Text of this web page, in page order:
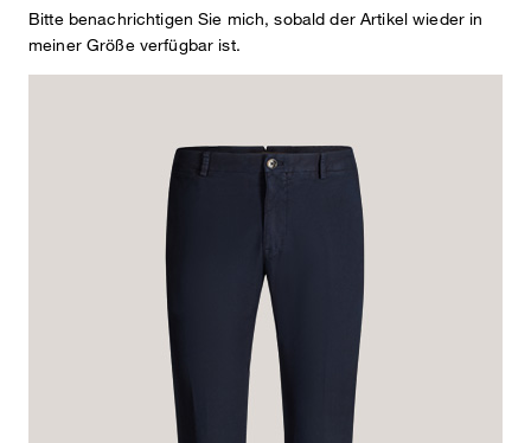
mit seitlichen Eingrifftaschen
Passformhinweis: Dieser Artikel fällt normal aus.
Bitte benachrichtigen Sie mich, sobald der Artikel wieder in
meiner Größe verfügbar ist.